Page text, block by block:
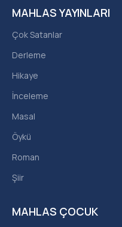
MAHLAS ÇOCUK
MAHLAS YAYINLARI
Çok Satanlar
Derleme
Hikaye
İnceleme
Masal
Öykü
Roman
Şiir